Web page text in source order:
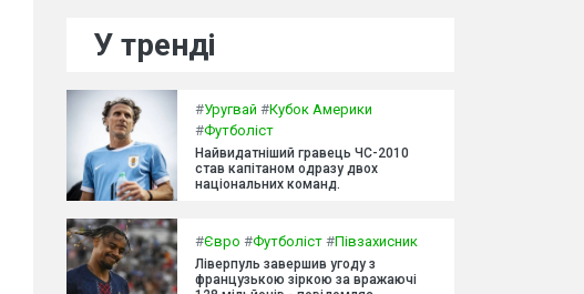
У тренді
#Уругвай #Кубок Америки
#Футболіст
Найвидатніший гравець ЧС-2010
став капітаном одразу двох
національних команд.
#Євро #Футболіст #Півзахисник
Ліверпуль завершив угоду з
французькою зіркою за вражаючі